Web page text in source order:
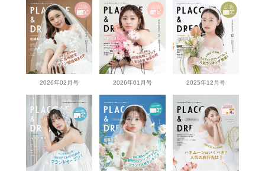
2026年02月号 2026年01月号 2025年12月号